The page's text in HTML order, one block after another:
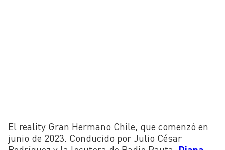
El reality Gran Hermano Chile, que comenzó en
junio de 2023. Conducido por Julio César